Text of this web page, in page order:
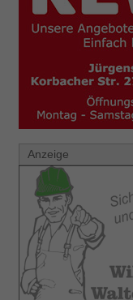
Anzeige